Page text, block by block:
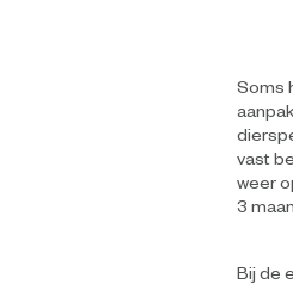
Soms
vast
weer
3
Bij de